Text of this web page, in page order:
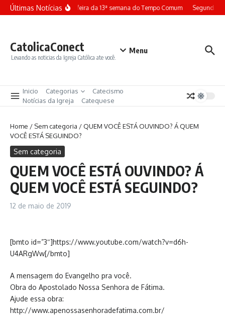
Ir para o conteúdo
Últimas NotíciasTerça-feira da 13ª semana do Tempo Comum Segunda-
CatolicaConect
Levando as noticias da Igreja Católica ate você.
Menu
Inicio Categorias
Catecismo
Notícias da Igreja
Catequese
Home / Sem categoria /QUEM VOCÊ ESTÁ OUVINDO? Á QUEM
VOCÊ ESTÁ SEGUINDO?
Sem categoria
QUEM VOCÊ ESTÁ OUVINDO? Á
QUEM VOCÊ ESTÁ SEGUINDO?
12 de maio de 2019
[bmto id=”3″]https://www.youtube.com/watch?v=d6h-
U4ARgWw[/bmto]
A mensagem do Evangelho pra você.
Obra do Apostolado Nossa Senhora de Fátima.
Ajude essa obra:
http://www.apenossasenhoradefatima.com.br/